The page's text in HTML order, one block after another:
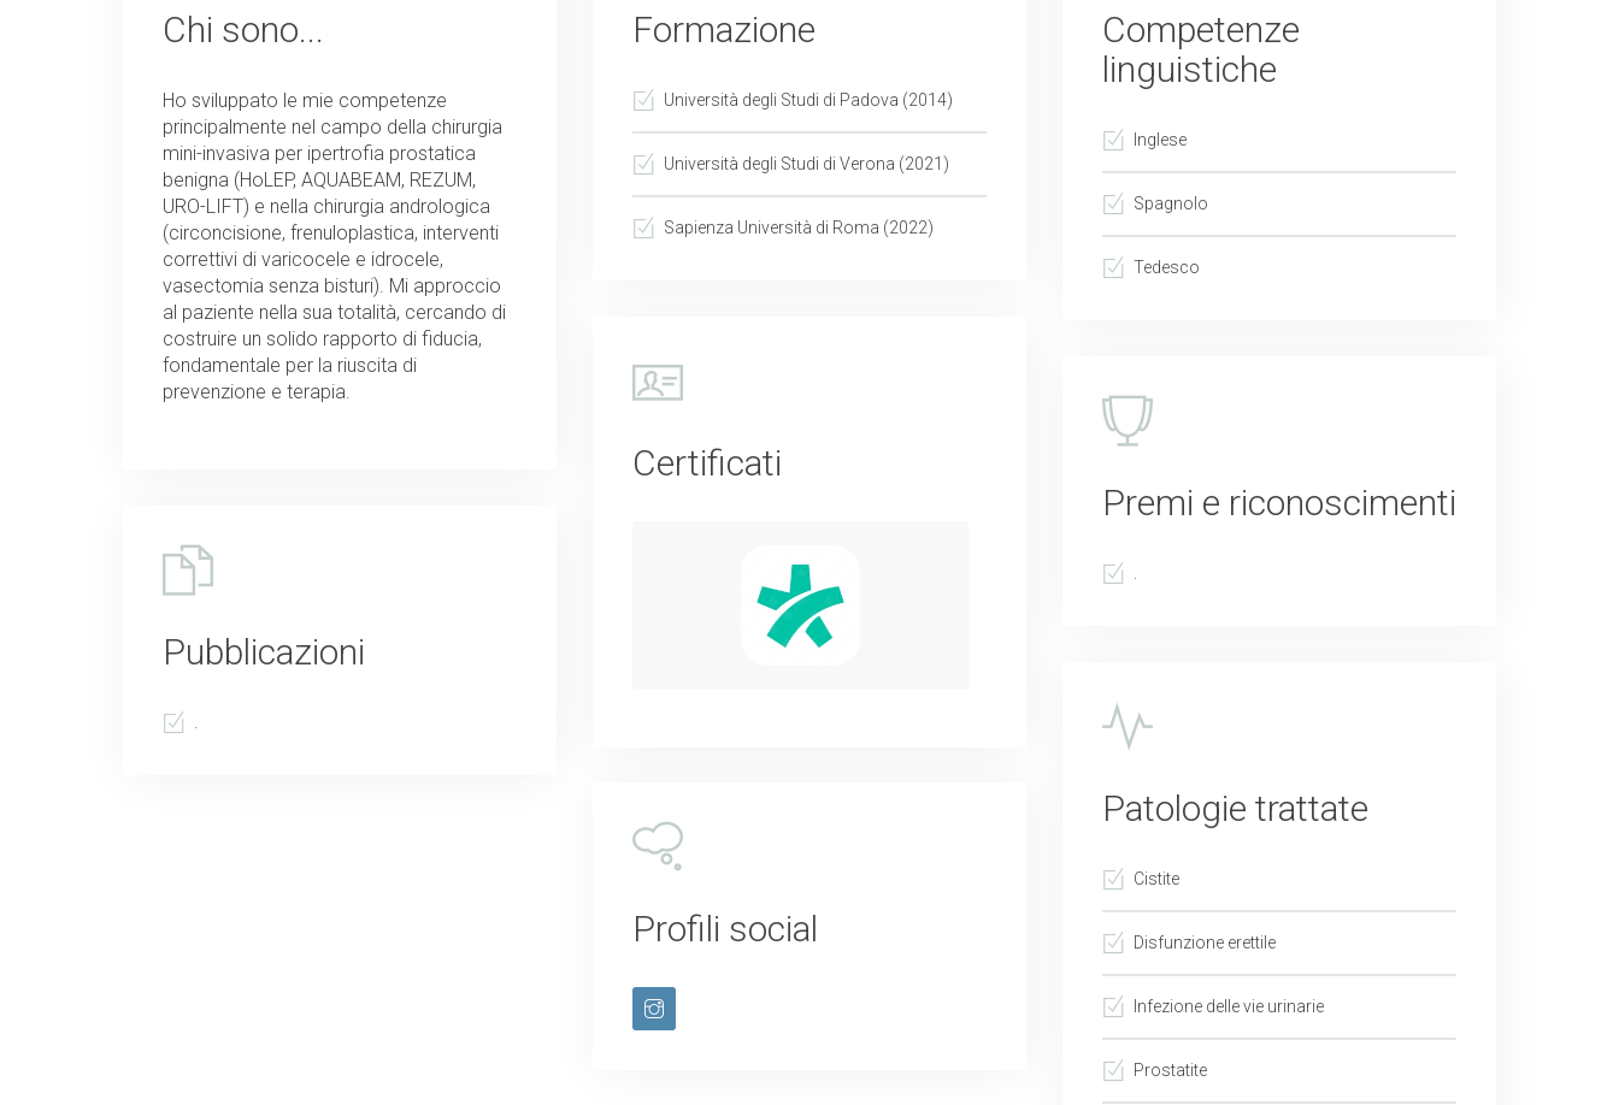
Chi sono...
Ho sviluppato le mie competenze
principalmente nel campo della chirurgia
mini-invasiva per ipertrofia prostatica
benigna (HoLEP, AQUABEAM, REZUM,
URO-LIFT) e nella chirurgia andrologica
(circoncisione, frenuloplastica, interventi
correttivi di varicocele e idrocele,
vasectomia senza bisturi). Mi approccio
al paziente nella sua totalità, cercando di
costruire un solido rapporto di fiducia,
fondamentale per la riuscita di
prevenzione e terapia.
Formazione
Università degli Studi di Padova (2014)
Università degli Studi di Verona (2021)
Sapienza Università di Roma (2022)
Competenze
linguistiche
Inglese
Spagnolo
Tedesco
Certificati
Premi e riconoscimenti
Pubblicazioni
Patologie trattate
Cistite
Disfunzione erettile
Infezione delle vie urinarie
Prostatite
Profili social